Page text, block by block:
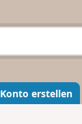
Konto erstellen